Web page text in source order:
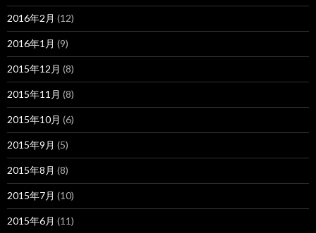
2016年2月 (12)
2016年1月 (9)
2015年12月 (8)
2015年11月 (8)
2015年10月 (6)
2015年9月 (5)
2015年8月 (8)
2015年7月 (10)
2015年6月 (11)